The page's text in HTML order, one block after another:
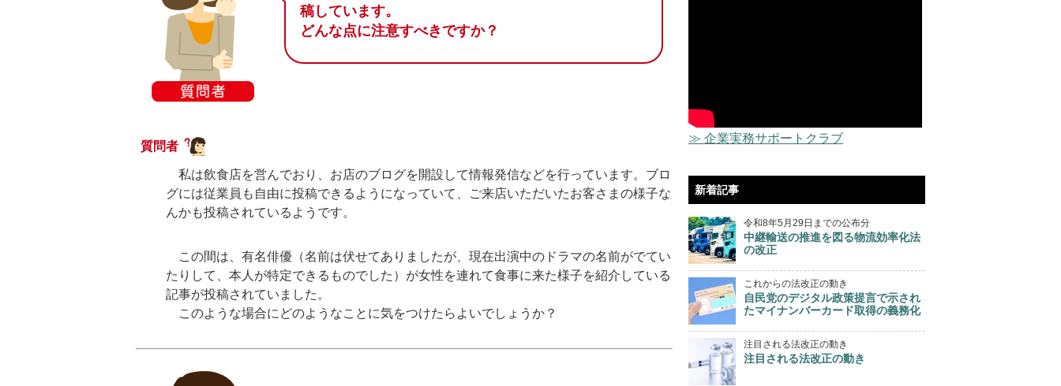
稿しています。
どんな点に注意すべきですか？
質問者
私は飲食店を営んでおり、お店のブログを開設して情報発信などを行っています。ブロ
グには従業員も自由に投稿できるようになっていて、ご来店いただいたお客さまの様子な
んかも投稿されているようです。
この間は、有名俳優（名前は伏せてありましたが、現在出演中のドラマの名前がでてい
たりして、本人が特定できるものでした）が女性を連れて食事に来た様子を紹介している
記事が投稿されていました。
このような場合にどのようなことに気をつけたらよいでしょうか？
≫ 企業実務サポートクラブ
新着記事
令和8年5月29日までの公布分
中継輸送の推進を図る物流効率化法
の改正
これからの法改正の動き
自民党のデジタル政策提言で示され
たマイナンバーカード取得の義務化
注目される法改正の動き
注目される法改正の動き